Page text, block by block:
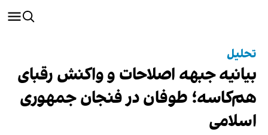
تحلیل
بیانیه جبهه اصلاحات و واکنش رقبای
هم‌کاسه؛ طوفان در فنجان جمهوری
اسلامی